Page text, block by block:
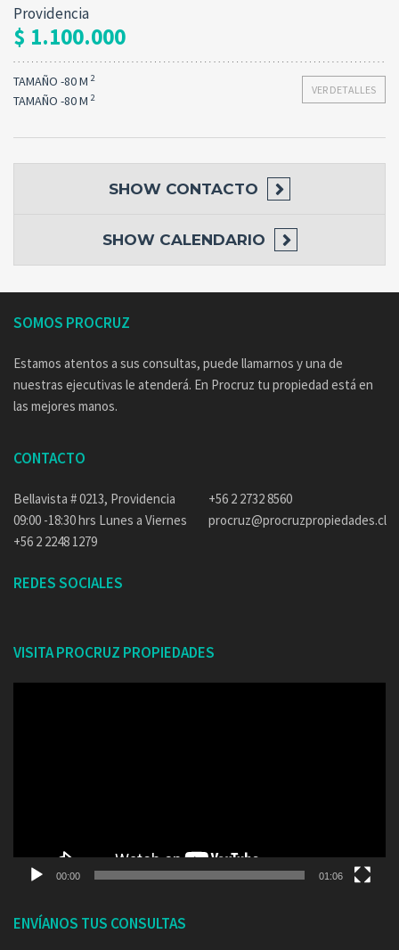
Providencia
$ 1.100.000
VER DETALLES
TAMAÑO -80 M 2
TAMAÑO -80 M 2
SHOW CONTACTO
SHOW CALENDARIO
SOMOS PROCRUZ
Estamos atentos a sus consultas, puede llamarnos y una de
nuestras ejecutivas le atenderá. En Procruz tu propiedad está en
las mejores manos.
CONTACTO
Bellavista # 0213, Providencia
09:00 -18:30 hrs Lunes a Viernes
+56 2 2248 1279
+56 2 2732 8560
procruz@procruzpropiedades.cl
REDES SOCIALES
VISITA PROCRUZ PROPIEDADES
00:00 01:06
ENVÍANOS TUS CONSULTAS